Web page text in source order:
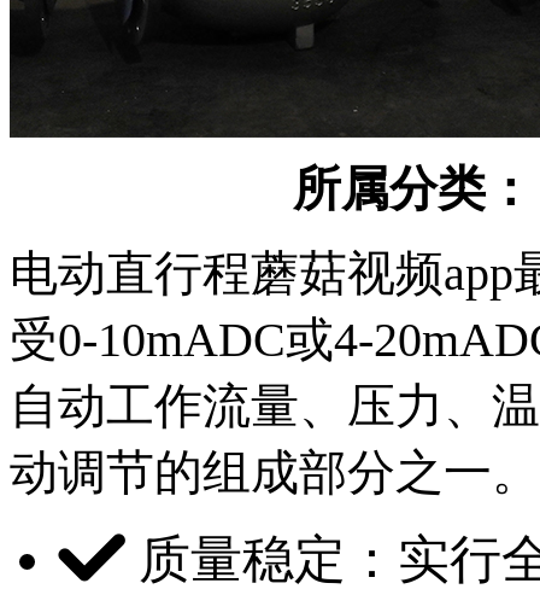
所属分类
电动直行程蘑菇视频app
受0-10mADC或4-20mADC
自动工作流量、压力
动调节的组成部分之一。
质量稳定：实行